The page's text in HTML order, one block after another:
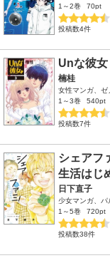
1～2巻
70pt
投稿数4件
Unな彼女
楠桂
女性マンガ、ゼ
1～3巻
540pt
投稿数7件
シェアフ
生活はじ
日下直子
少女マンガ、パ
1～5巻
720pt
投稿数38件